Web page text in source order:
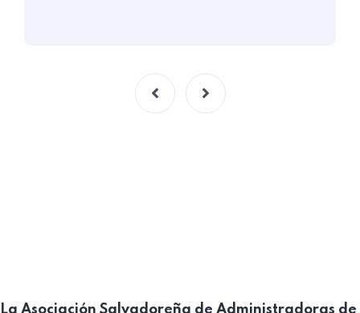
La Asociación Salvadoreña de Administradoras de